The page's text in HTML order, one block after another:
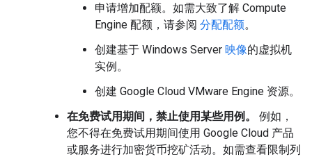
申请增加配额。如需大致了解 Compute
Engine 配额，请参阅 分配配额。
创建基于 Windows Server 映像的虚拟机
实例。
创建 Google Cloud VMware Engine 资源。
在免费试用期间，禁止使用某些用例。
例如，
您不得在免费试用期间使用 Google Cloud 产品
或服务进行加密货币挖矿活动。如需查看限制列